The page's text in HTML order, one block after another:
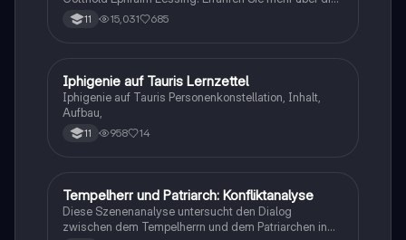
Figurenkonstellation, die zentrale Ringparabel, die
Themen der Aufklärung, sowie die Struktur und
Beziehungen.
11 15,031 685
Deutsch
Iphigenie auf Tauris Lernzettel
Iphigenie auf Tauris Personenkonstellation, Inhalt,
Aufbau,
11 958 14
Deutsch
Tempelherr und Patriarch: Konfliktanalyse
Diese Szenenanalyse untersucht den Dialog
zwischen dem Tempelherrn und dem Patriarchen in